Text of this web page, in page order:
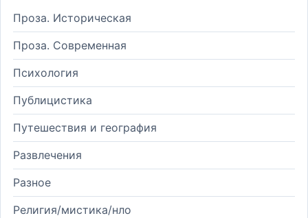
Проза. Историческая
Проза. Современная
Психология
Публицистика
Путешествия и география
Развлечения
Разное
Религия/мистика/нло